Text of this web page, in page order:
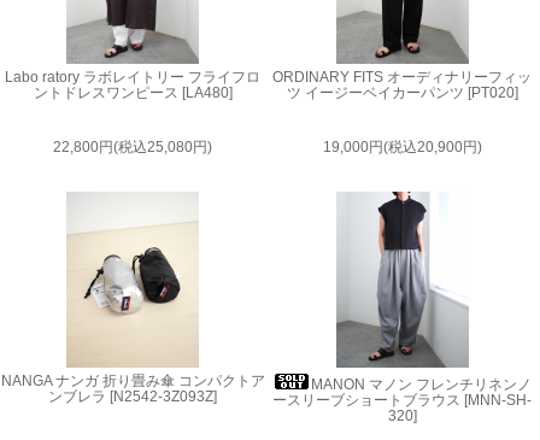
Labo ratory ラボレイトリー フライフロ
ントドレスワンピース [LA480]
22,800円(税込25,080円)
ORDINARY FITS オーディナリーフィッ
ツ イージーベイカーパンツ [PT020]
19,000円(税込20,900円)
NANGA ナンガ 折り畳み傘 コンパクトア
ンブレラ [N2542-3Z093Z]
MANON マノン フレンチリネンノ
ースリーブショートブラウス [MNN-SH-
320]